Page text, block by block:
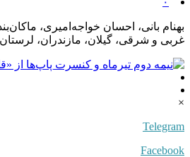
بهنام بانی، احسان خواجه‌امیری،
غربی و شرقی، گیلان، مازندران،
×
Telegram
Facebook